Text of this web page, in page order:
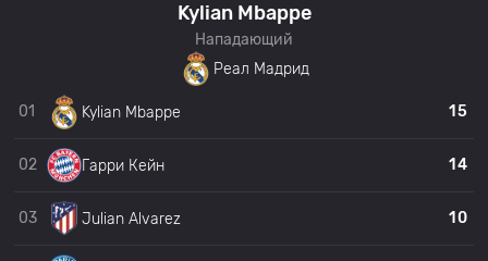
Kylian Mbappe
Нападающий
Реал Мадрид
01 Kylian Mbappe 15
02 Гарри Кейн 14
03 Julian Alvarez 10